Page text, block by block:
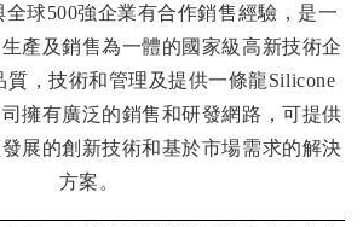
全球500強企業有合作銷售經驗，是一
產及銷售為一體的國家級高新技術企
質，技術和管理及提供一條龍Silicone
擁有廣泛的銷售和研發網路，可提供
展的創新技術和基於市場需求的解決
方案。